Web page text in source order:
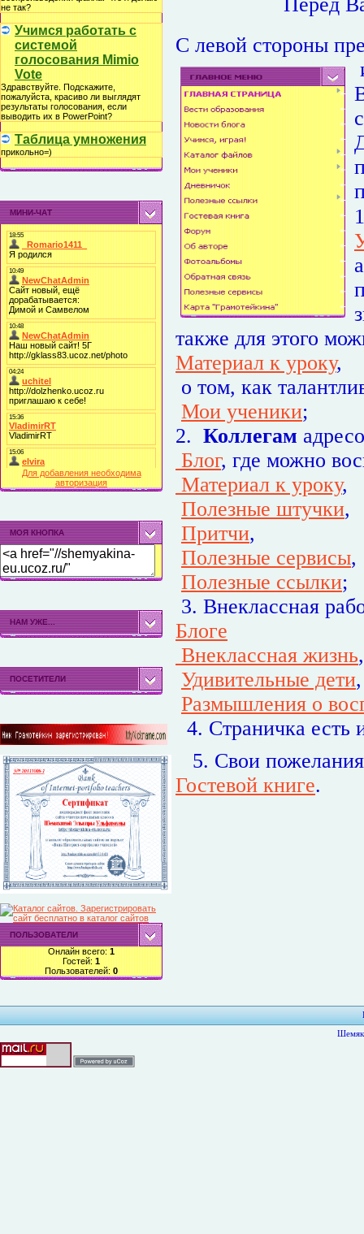
не так?
Учимся работать с
системой
голосования Mimio
Vote
Здравствуйте. Подскажите,
пожалуйста, красиво ли выглядят
результаты голосования, если
выводить их в PowerPoint?
Таблица умножения
прикольно=)
МИНИ-ЧАТ
Для добавления необходима
авторизация
МОЯ КНОПКА
НАМ УЖЕ...
ПОСЕТИТЕЛИ
ПОЛЬЗОВАТЕЛИ
Онлайн всего: 1
Гостей: 1
Пользователей: 0
С левой стороны
также для этого
Материал к уроку,
о том, как
Мои ученики;
2. Коллегам
Блог, где можно
Материал к уроку,
Полезные штучки,
Притчи,
Полезные сервисы,
Полезные ссылки;
3. Внеклассная
Блоге
Внеклассная жизнь,
Удивительные дети,
Размышления о
4. Страничка есть
5. Свои пожелания
Гостевой книге.